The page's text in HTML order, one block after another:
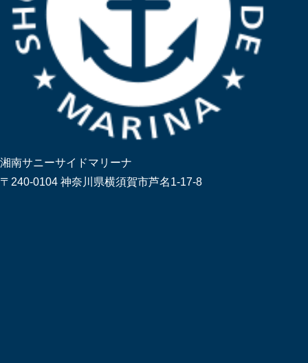
湘南サニーサイドマリーナ
〒240-0104 神奈川県横須賀市芦名1-17-8